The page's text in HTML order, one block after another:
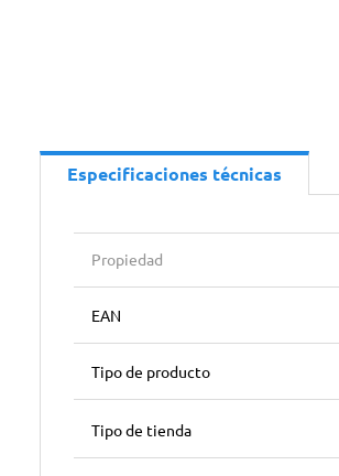
Especificaciones técnicas
Propiedad
EAN
Tipo de producto
Tipo de tienda